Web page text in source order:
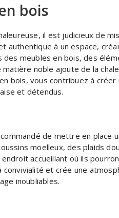
bois
il est judicieux de
authentique à un espace,
meubles en bois, des
noble ajoute de la
bois, vous contribuez à créer
et détendus.
de mettre en place
moelleux, des plaids
accueillant où ils
et crée une
inoubliables.